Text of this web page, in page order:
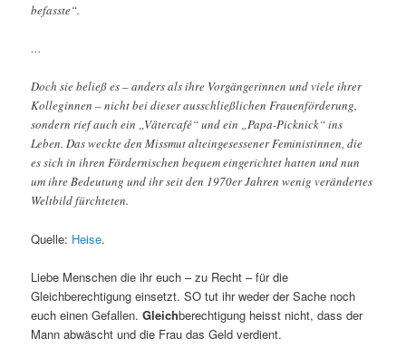
befasste“.
…
Doch sie beließ es – anders als ihre Vorgängerinnen und viele ihrer
Kolleginnen – nicht bei dieser ausschließlichen Frauenförderung,
sondern rief auch ein „Vätercafé“ und ein „Papa-Picknick“ ins
Leben. Das weckte den Missmut alteingesessener Feministinnen, die
es sich in ihren Fördernischen bequem eingerichtet hatten und nun
um ihre Bedeutung und ihr seit den 1970er Jahren wenig verändertes
Weltbild fürchteten.
Quelle: Heise.
Liebe Menschen die ihr euch – zu Recht – für die
Gleichberechtigung einsetzt. SO tut ihr weder der Sache noch
euch einen Gefallen.Gleichberechtigung heisst nicht, dass der
Mann abwäscht und die Frau das Geld verdient.